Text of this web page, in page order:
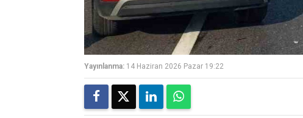
Yayınlanma: 14 Haziran 2026 Pazar 19:22